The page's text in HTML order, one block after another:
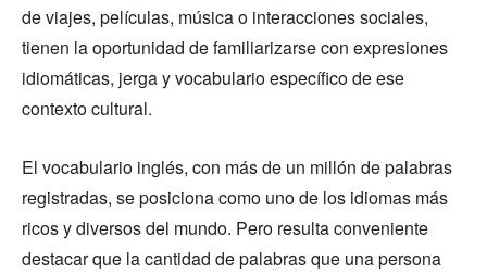
de viajes, películas, música o interacciones sociales,
tienen la oportunidad de familiarizarse con expresiones
idiomáticas, jerga y vocabulario específico de ese
contexto cultural.
El vocabulario inglés, con más de un millón de palabras
registradas, se posiciona como uno de los idiomas más
ricos y diversos del mundo. Pero resulta conveniente
destacar que la cantidad de palabras que una persona